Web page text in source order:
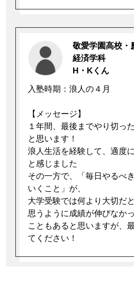
敬愛学園高校・
経済学科
H・Kくん
入塾時期：浪人の４月
【メッセージ】
１年間、最後までやり切っ
と思います！
浪人生活を経験して、適度
と感じました
その一方で、「毎日やるべ
いくこと」が、
大学受験では何より大切だ
思うように成績が伸びなか
こともあると思いますが、
てください！